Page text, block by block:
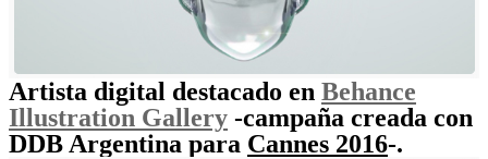
Artista digital destacado en Behance
Illustration Gallery -campaña creada con
DDB Argentina para Cannes 2016-.